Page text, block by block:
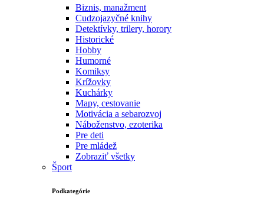
Biznis, manažment
Cudzojazyčné knihy
Detektívky, trilery, horory
Historické
Hobby
Humorné
Komiksy
Krížovky
Kuchárky
Mapy, cestovanie
Motivácia a sebarozvoj
Náboženstvo, ezoterika
Pre deti
Pre mládež
Zobraziť všetky
Šport
Podkategórie